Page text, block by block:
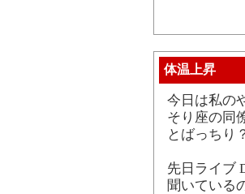
体温上昇
今日は私の
そり座の同
とばっちり
先日ライブ
聞いている